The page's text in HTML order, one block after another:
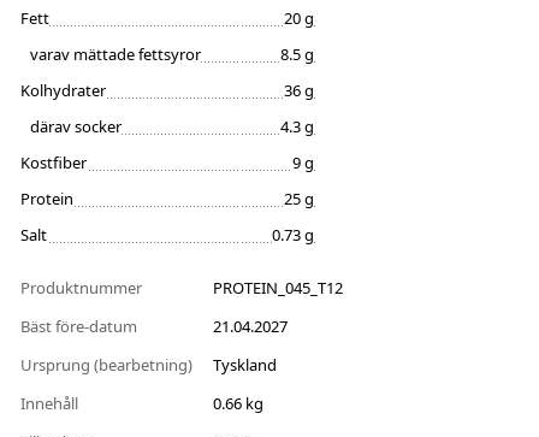
Fett
20 g
varav mättade fettsyror
8.5 g
Kolhydrater
36 g
därav socker
4.3 g
Kostfiber
9 g
Protein
25 g
Salt
0.73 g
Produktnummer
PROTEIN_045_T12
Bäst före-datum
21.04.2027
Ursprung (bearbetning)
Tyskland
Innehåll
0.66 kg